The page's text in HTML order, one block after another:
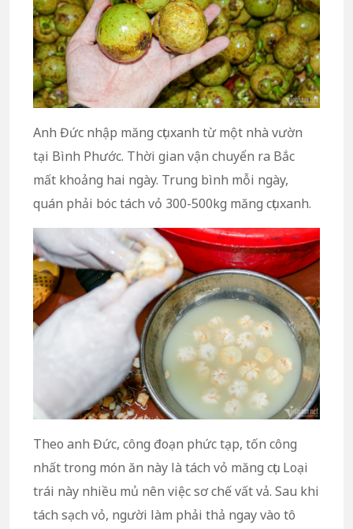
Anh Đức nhập măng cụt xanh từ một nhà vườn
tại Bình Phước. Thời gian vận chuyển ra Bắc
mất khoảng hai ngày. Trung bình mỗi ngày,
quán phải bóc tách vỏ 300-500kg măng cụt xanh.
Theo anh Đức, công đoạn phức tạp, tốn công
nhất trong món ăn này là tách vỏ măng cụt. Loại
trái này nhiều mủ nên việc sơ chế vất vả. Sau khi
tách sạch vỏ, người làm phải thả ngay vào tô